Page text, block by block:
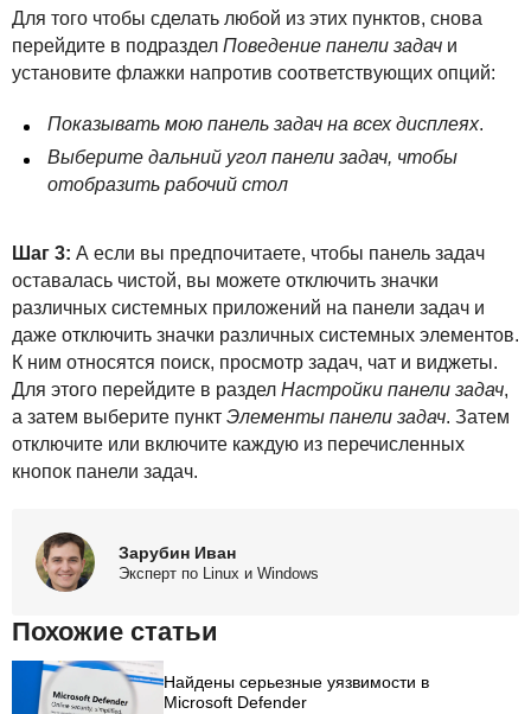
Для того чтобы сделать любой из этих пунктов, снова
перейдите в подраздел Поведение панели задач и
установите флажки напротив соответствующих опций:
Показывать мою панель задач на всех дисплеях.
Выберите дальний угол панели задач, чтобы
отобразить рабочий стол
Шаг 3: А если вы предпочитаете, чтобы панель задач
оставалась чистой, вы можете отключить значки
различных системных приложений на панели задач и
даже отключить значки различных системных элементов.
К ним относятся поиск, просмотр задач, чат и виджеты.
Для этого перейдите в раздел Настройки панели задач,
а затем выберите пункт Элементы панели задач. Затем
отключите или включите каждую из перечисленных
кнопок панели задач.
Зарубин Иван
Эксперт по Linux и Windows
Похожие статьи
Найдены серьезные уязвимости в
Microsoft Defender